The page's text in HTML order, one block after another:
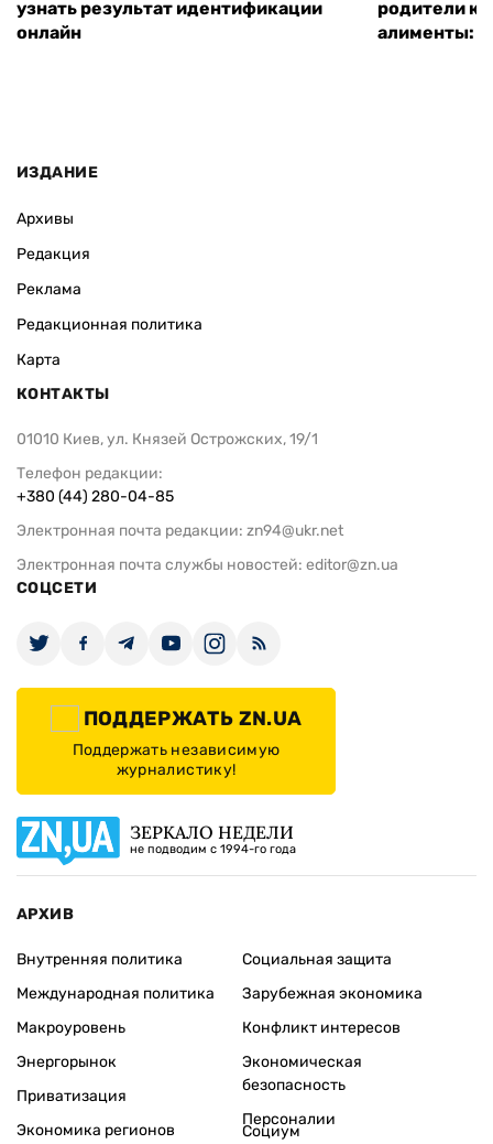
узнать результат идентификации
онлайн
родители
алименты:
ИЗДАНИЕ
Архивы
Редакция
Реклама
Редакционная политика
Карта
КОНТАКТЫ
01010 Киев, ул. Князей Острожских, 19/1
Телефон редакции:
+380 (44) 280-04-85
Электронная почта редакции: zn94@ukr.net
Электронная почта службы новостей: editor@zn.ua
СОЦСЕТИ
ПОДДЕРЖАТЬ ZN.UA
Поддержать независимую
журналистику!
ЗЕРКАЛО НЕДЕЛИ
не подводим с 1994-го года
АРХИВ
Внутренняя политика
Международная политика
Макроуровень
Энергорынок
Приватизация
Экономика регионов
Социальная защита
Зарубежная экономика
Конфликт интересов
Экономическая
безопасность
Персоналии
Социум